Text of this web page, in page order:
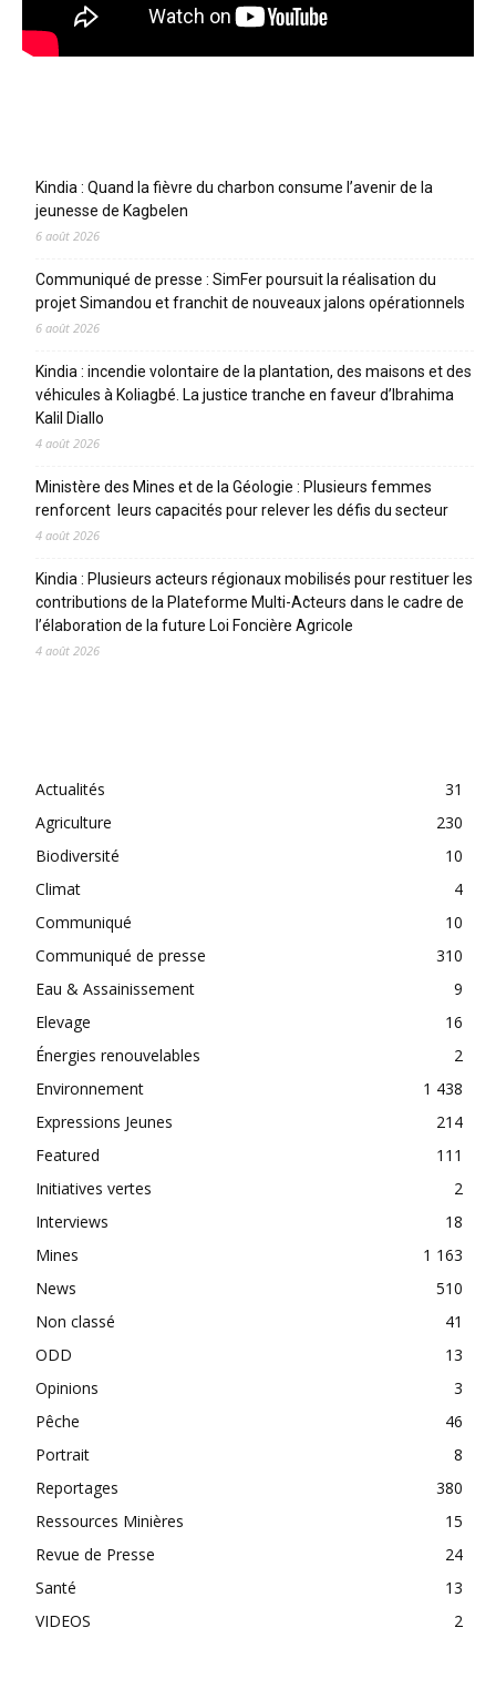
Kindia : Quand la fièvre du charbon consume l’avenir de la
jeunesse de Kagbelen
6 août 2026
Communiqué de presse : SimFer poursuit la réalisation du
projet Simandou et franchit de nouveaux jalons opérationnels
6 août 2026
Kindia : incendie volontaire de la plantation, des maisons et des
véhicules à Koliagbé. La justice tranche en faveur d’Ibrahima
Kalil Diallo
4 août 2026
Ministère des Mines et de la Géologie : Plusieurs femmes
renforcent leurs capacités pour relever les défis du secteur
4 août 2026
Kindia : Plusieurs acteurs régionaux mobilisés pour restituer les
contributions de la Plateforme Multi-Acteurs dans le cadre de
l’élaboration de la future Loi Foncière Agricole
4 août 2026
Actualités
31
Agriculture
230
Biodiversité
10
Climat
4
Communiqué
10
Communiqué de presse
310
Eau & Assainissement
9
Elevage
16
Énergies renouvelables
2
Environnement
1 438
Expressions Jeunes
214
Featured
111
Initiatives vertes
2
Interviews
18
Mines
1 163
News
510
Non classé
41
ODD
13
Opinions
3
Pêche
46
Portrait
8
Reportages
380
Ressources Minières
15
Revue de Presse
24
Santé
13
VIDEOS
2